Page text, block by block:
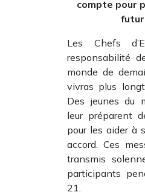
compte pour
futur
Les Chefs
responsabilité
monde de
vivras plus
Des jeunes du
leur préparent
pour les aider à
accord. Ces
transmis
participants
21.